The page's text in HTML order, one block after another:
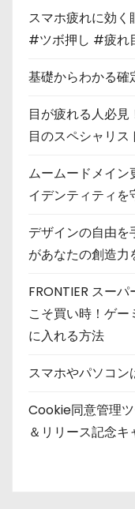
スマホ疲れに効
#ツボ押し #疲れ
基礎からわかる確
目が疲れる人必
目のスペシャリ
ムームードメイ
イデンティティを
デザインの自由
があなたの創造
FRONTIER スー
こそ買い時！ゲ
に入れる方法
スマホやパソコ
Cookie同意管理
＆リリース記念キ